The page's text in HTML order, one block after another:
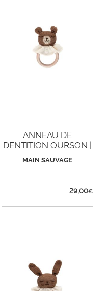
ANNEAU DE
DENTITION OURSON |
NOISETTE
MAIN SAUVAGE
29,00€